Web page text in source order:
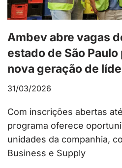
Ambev abre vagas
estado de São
nova geração de
31/03/2026
Com inscrições abertas
programa oferece
unidades da companhia,
Business e Supply